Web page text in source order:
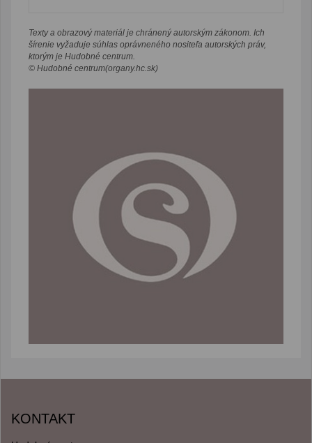
Texty a obrazový materiál je chránený autorským zákonom. Ich
šírenie vyžaduje súhlas oprávneného nositeľa autorských práv,
ktorým je Hudobné centrum.
© Hudobné centrum(organy.hc.sk)
KONTAKT